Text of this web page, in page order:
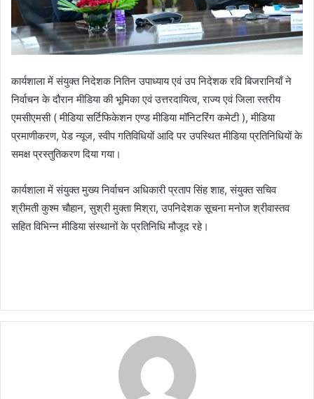
कार्यशाला में संयुक्त निदेशक नितिन उपाध्याय एवं उप निदेशक रवि बिजरानियाँ ने
निर्वाचन के दौरान मीडिया की भूमिका एवं उत्तरदायित्व, राज्य एवं जिला स्तरीय
एमसीएमसी ( मीडिया सर्टिफिकेशन एण्ड मीडिया मॉनिटरिंग कमेटी ), मीडिया
प्रमाणीकरण, पेड न्यूज, स्वीप गतिविधियों आदि पर उपस्थित मीडिया प्रतिनिधियों के
समक्ष प्रस्तुतिकरण दिया गया।
कार्यशाला में संयुक्त मुख्य निर्वाचन अधिकारी प्रताप सिंह शाह, संयुक्त सचिव
श्रीमती कुश्म चौहान, सुश्री मुक्ता मिश्रा, उपनिदेशक सूचना मनोज श्रीवास्तव
सहित विभिन्न मीडिया संस्थानों के प्रतिनिधि मौजूद रहे।